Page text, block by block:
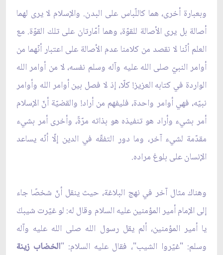
وبعبارة أخرى، هما كاللّباس على البدن. والإسلام لا يرى لهما
أصالة بل يرى الأصالة للقوّة، وهما أمّارتان على تلك القوّة. مع
العلم أنّنا لا نقصد من كلامنا عدم الأصالة على اعتبار أنّهما من
أوامر النبيّ صلى الله عليه وآله وسلم نفسه، لا من أوامر الله
الواردة في كتابه العزيز! كلّا، إذ لا فصل بين أوامر الله وأوامر
نبيّه، فهي أوامر واحدة، فليفهم من أراد! والقضيّة أنّ الإسلام
أمر بشيء وأراد هو تنفيذه هو بذاته مرّةً، وأخرى أمر بشيء
مقدّمة لشيء آخر، وما دور التفقّه في الدين إلّا أنّه يساعد
الإنسان على بلوغ مراده.
وهناك مثال آخر في نهج البلاغة، حيث ينقل أنّ شخصًا جاء
إلى الإمام أمير المؤمنين عليه السلام وقال له: لو غيّرت شيبكَ
يا أمير المؤمنين، ألم يقل رسول الله صلى الله عليه وآله
وسلم: "غيّروا الشيب"، فقال عليه السلام: "الخضاب زينة